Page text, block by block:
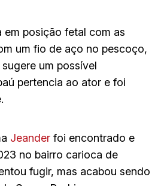
posição fetal com as
um fio de aço no pescoço,
um possível
pertencia ao ator e foi
Jeander foi encontrado e
no bairro carioca de
fugir, mas acabou sendo